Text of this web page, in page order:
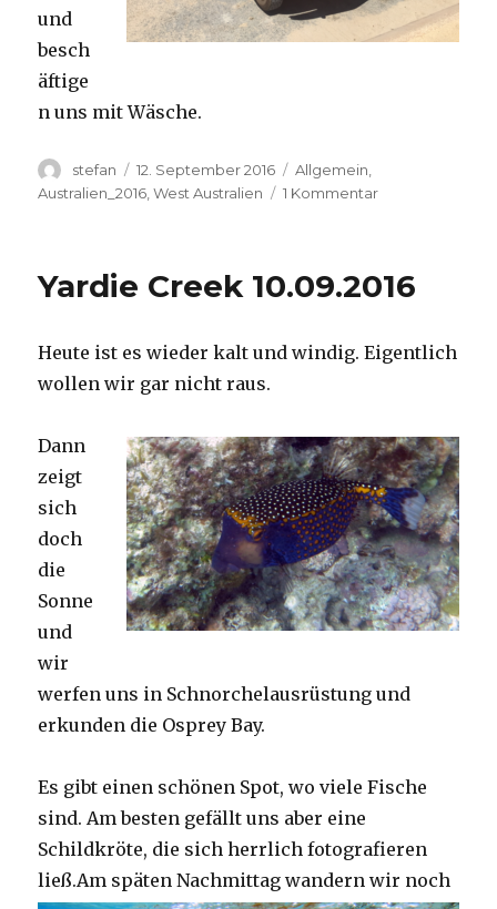
und
besch
äftige
n uns mit Wäsche.
Autor
stefan
Veröffentlicht
am
12. September 2016 Kategorien
Allgemein
Australien_2016 ,West Australien 1 Kommentarzu
Yardie Creek 10.09.2016
Heute ist es wieder kalt und windig. Eigentlich
wollen wir gar nicht raus.
Dann
zeigt
sich
doch
die
Sonne
und
wir
werfen uns in Schnorchelausrüstung und
erkunden die Osprey Bay.
Es gibt einen schönen Spot, wo viele Fische
sind. Am besten gefällt uns aber eine
Schildkröte, die sich herrlich fotografieren
ließ.Am späten Nachmittag wandern wir noch